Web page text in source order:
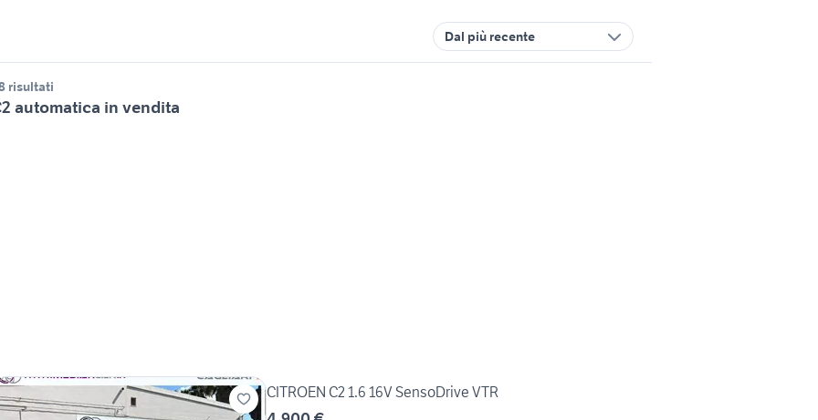
Dal più recente
risultati
automatica in vendita
CITROEN C2 1.6 16V SensoDrive VTR